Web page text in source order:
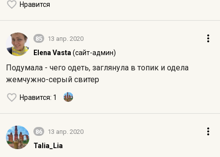
Нравится
85 13 апр. 2020
Elena Vasta (сайт-админ)
Подумала - чего одеть, заглянула в топик и одела
жемчужно-серый свитер
Нравится: 1
86 13 апр. 2020
Talia_Lia